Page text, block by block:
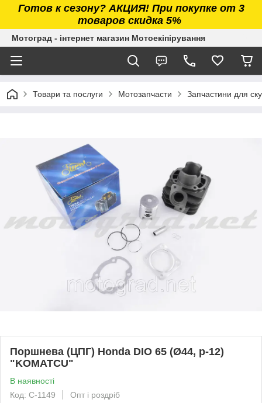
Готов к сезону? АКЦИЯ! При покупке от 3
товаров скидка 5%
Мотоград - інтернет магазин Мотоекіпірування
Товари та послуги Мотозапчасти Запчастини для
Поршнева (ЦПГ) Honda DIO 65 (Ø44, p-12)
"KOMATCU"
В наявності
Код: C-1149
Опт і роздріб